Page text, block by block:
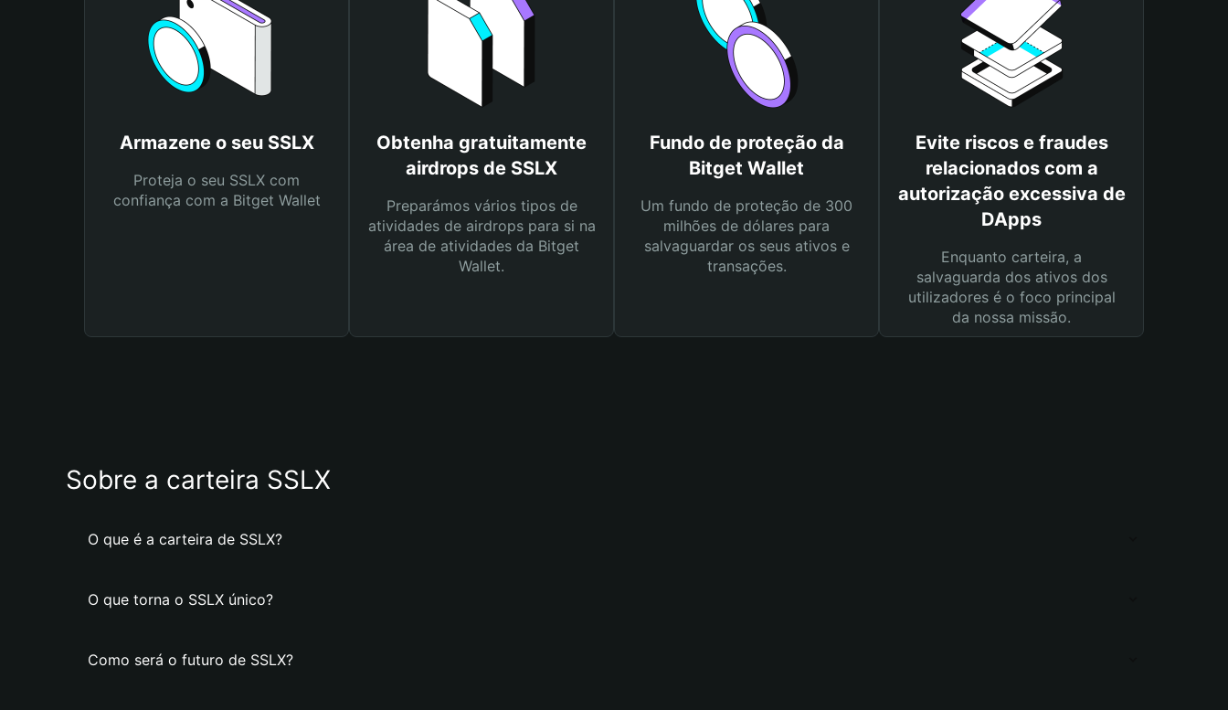
Armazene o seu SSLX
Proteja o seu SSLX com
confiança com a Bitget Wallet
Obtenha gratuitamente
airdrops de SSLX
Preparámos vários tipos de
atividades de airdrops para si na
área de atividades da Bitget
Wallet.
Fundo de proteção da
Bitget Wallet
Um fundo de proteção de 300
milhões de dólares para
salvaguardar os seus ativos e
transações.
Evite riscos e fraudes
relacionados com a
autorização excessiva de
DApps
Enquanto carteira, a
salvaguarda dos ativos dos
utilizadores é o foco principal
da nossa missão.
Sobre a carteira SSLX
O que é a carteira de SSLX?
O que torna o SSLX único?
Como será o futuro de SSLX?